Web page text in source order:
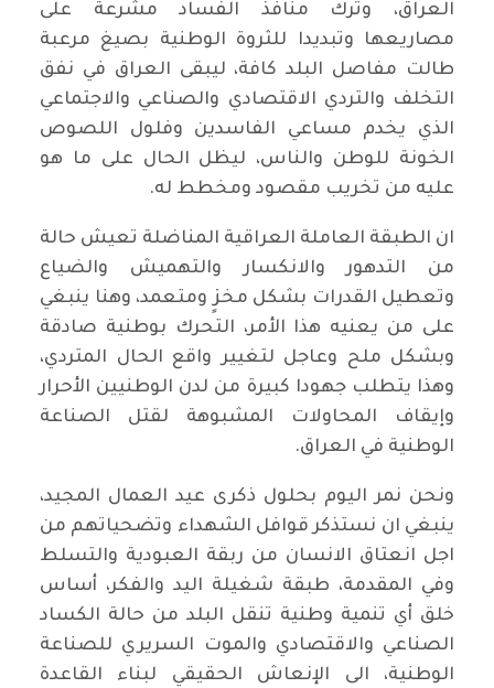
العراق، وترك منافذ الفساد مشرعة على
مصاريعها وتبديدا للثروة الوطنية بصيغ مرعبة
طالت مفاصل البلد كافة، ليبقى العراق في نفق
التخلف والتردي الاقتصادي والصناعي والاجتماعي
الذي يخدم مساعي الفاسدين وفلول اللصوص
الخونة للوطن والناس، ليظل الحال على ما هو
عليه من تخريب مقصود ومخطط له.
ان الطبقة العاملة العراقية المناضلة تعيش حالة
من التدهور والانكسار والتهميش والضياع
وتعطيل القدرات بشكل مخزٍ ومتعمد، وهنا ينبغي
على من يعنيه هذا الأمر، التحرك بوطنية صادقة
وبشكل ملح وعاجل لتغيير واقع الحال المتردي،
وهذا يتطلب جهودا كبيرة من لدن الوطنيين الأحرار
وإيقاف المحاولات المشبوهة لقتل الصناعة
الوطنية في العراق.
ونحن نمر اليوم بحلول ذكرى عيد العمال المجيد،
ينبغي ان نستذكر قوافل الشهداء وتضحياتهم من
اجل انعتاق الانسان من ربقة العبودية والتسلط
وفي المقدمة، طبقة شغيلة اليد والفكر، أساس
خلق أي تنمية وطنية تنقل البلد من حالة الكساد
الصناعي والاقتصادي والموت السريري للصناعة
الوطنية، الى الإنعاش الحقيقي لبناء القاعدة